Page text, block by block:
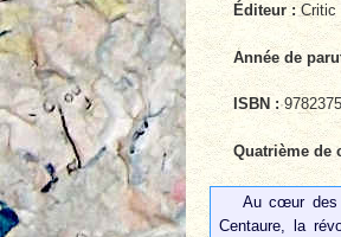
Éditeur :Critic
Année de
ISBN :
Quatrième de
Au cœur des
Centaure, la